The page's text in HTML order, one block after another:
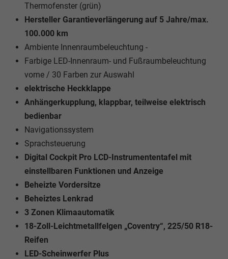
Thermofenster (grün)
Hersteller Garantieverlängerung auf 5 Jahre/max.
100.000 km
Ambiente Innenraumbeleuchtung -
Farbige LED-Innenraum- und Fußraumbeleuchtung
vorne / 30 Farben zur Auswahl
elektrische Heckklappe
Anhängerkupplung, klappbar, teilweise elektrisch
bedienbar
Navigationssystem
Sprachsteuerung
Digital Cockpit Pro LCD-Instrumententafel mit
einstellbaren Funktionen und Anzeige
Beheizte Vordersitze
Beheiztes Lenkrad
3 Zonen Klimaautomatik
18-Zoll-Leichtmetallfelgen „Coventry“, 225/50 R18-
Reifen
LED-Scheinwerfer Plus